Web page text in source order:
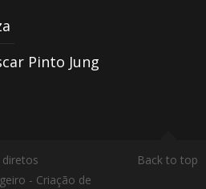
Pinto Jung
Back to top
- Criação de